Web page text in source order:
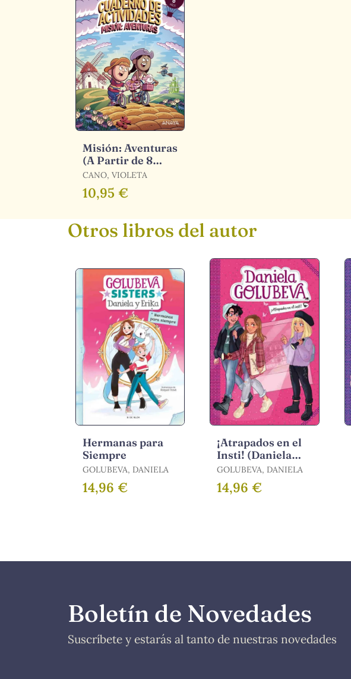
Misión: Aventuras
(A Partir de 8
Años)
CANO, VIOLETA
10,95 €
Otros libros del autor
Hermanas para
Siempre
GOLUBEVA, DANIELA
14,96 €
¡Atrapados en el
Insti! (Daniela
Golubeva 4)
GOLUBEVA, DANIELA
14,96 €
Boletín de Novedades
Suscríbete y estarás al tanto de nuestras novedades